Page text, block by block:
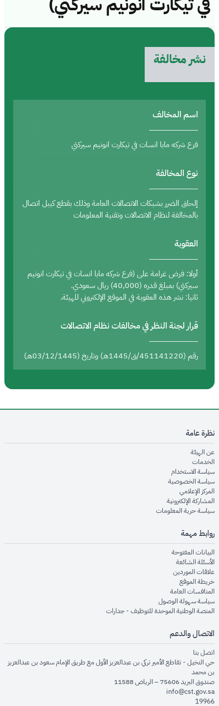
نشر مخالفة
اسم المخالف
فرع شركه مابا انسات في تيكارت انونيم سيركتي
نوع المخالفة
إلحاق الضرر بشبكات الاتصالات العامة وذلك بقطع كيبل اتصال
بالمخالفة لنظام الاتصالات وتقنية المعلومات
العقوبة
أولا: فرض غرامة على (فرع شركه مابا انسات في تيكارت انونيم
سيركتي) بمبلغ قدره (40,000) ريال سعودي.
ثانيا: نشر هذه العقوبة في الموقع الإلكتروني للهيئة.
قرار لجنة النظر في مخالفات نظام الاتصالات
رقم (451141220/ق/1445هـ) وتاريخ (03/12/1445هـ)
نظرة عامة
عن الهيئةopens in new window
الخدماتopens in new window
سياسة الاستخدام
سياسة الخصوصيةopens in new window
المركز الإعلاميopens in new window
المشاركة الإلكترونيةopens in new window
سياسة حرية المعلوماتopens in new window
روابط مهمة
البيانات المفتوحةopens in new window
الأسئلة الشائعةopens in new window
علاقات الموردينopens in new window
خريطة الموقعopens in new window
المنافسات العامةopens in new window
سياسة سهولة الوصولopens in new window
المنصة الوطنية الموحدة للتوظيف - جداراتopens in new window
الاتصال والدعم
اتصل بنا
حي النخيل - تقاطع الأمير تركي بن عبدالعزيز الأول مع طريق الإمام سعود بن عبدالعزيز
بن محمد
صندوق البريد 75606 – الرياض 11588
info@cst.gov.sa
19966